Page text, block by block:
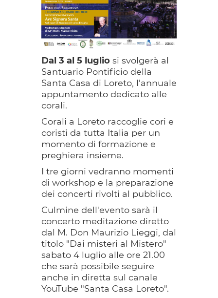
Dal 3 al 5 lugliosi svolgerà al
Santuario Pontificio della
Santa Casa di Loreto, l'annuale
appuntamento dedicato alle
corali.
Corali a Loreto raccoglie cori e
coristi da tutta Italia per un
momento di formazione e
preghiera insieme.
I tre giorni vedranno momenti
di workshop e la preparazione
dei concerti rivolti al pubblico.
Culmine dell'evento sarà il
concerto meditazione diretto
dal M. Don Maurizio Lieggi, dal
titolo "Dai misteri al Mistero"
sabato 4 luglio alle ore 21.00
che sarà possibile seguire
anche in diretta sul canale
YouTube "Santa Casa Loreto".